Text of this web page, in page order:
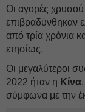
Οι αγορές χρυσού
επιβραδύνθηκαν
από τρία χρόνια
ετησίως.
Οι μεγαλύτεροι
2022 ήταν η Κίνα
σύμφωνα με την